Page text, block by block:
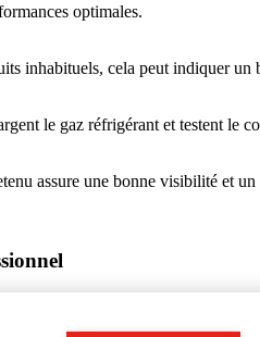
optimales.
inhabituels, cela peut indiquer un
le gaz réfrigérant et testent le
assure une bonne visibilité et un
service complet de votre
AudiCenter, restez au frais et